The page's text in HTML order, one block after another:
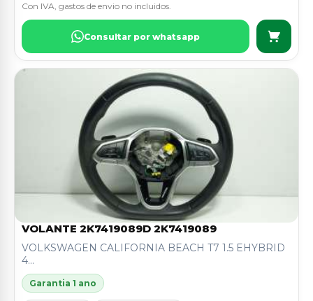
Con IVA, gastos de envio no incluidos.
Consultar por whatsapp
VOLANTE 2K7419089D 2K7419089
VOLKSWAGEN CALIFORNIA BEACH T7 1.5 EHYBRID
4...
Garantia 1 ano